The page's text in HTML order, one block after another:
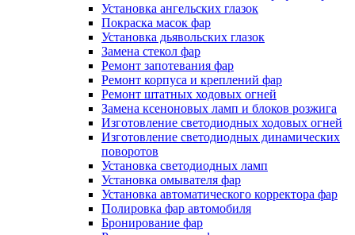
Установка ангельских глазок
Покраска масок фар
Установка дьявольских глазок
Замена стекол фар
Ремонт запотевания фар
Ремонт корпуса и креплений фар
Ремонт штатных ходовых огней
Замена ксеноновых ламп и блоков розжига
Изготовление светодиодных ходовых огней
Изготовление светодиодных динамических
поворотов
Установка светодиодных ламп
Установка омывателя фар
Установка автоматического корректора фар
Полировка фар автомобиля
Бронирование фар